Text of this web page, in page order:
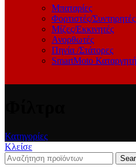
Μπαταρίες
Φορτιστές/
Μίζες/Εκκινητές
Ανορθωτές
Πηνία /Στάτορες
SmartMoto
Κατηγορίες
Κλείσε